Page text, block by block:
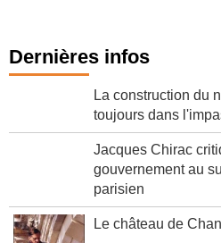
Dernières infos
La construction du
toujours dans
Jacques Chirac
gouvernement au
parisien
Le château de